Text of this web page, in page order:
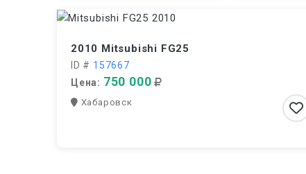
2010 Mitsubishi FG25
ID # 157667
Цена: 750 000
Хабаровск